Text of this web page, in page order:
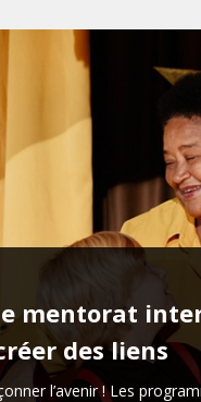
mentorat
des liens
l’avenir ! Les